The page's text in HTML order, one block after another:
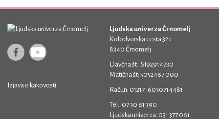
Izjava o kakovosti
Ljudska univerza Črnomelj
Kolodvorska cesta 32 c
8340 Črnomelj
Davčna št.: SI92914730
Matična št: 5052467 000
Račun: 01217-6030714481
Tel.: 07 30 61 390
Ljudska univerza: 031 377 061